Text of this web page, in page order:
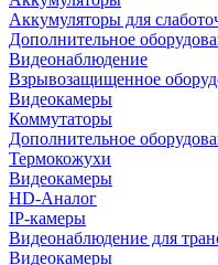
Аккумуляторы для
Дополнительное
Видеонаблюдение
Взрывозащищенное
Видеокамеры
Коммутаторы
Дополнительное
Термокожухи
Видеокамеры
HD-Аналог
IP-камеры
Видеонаблюдение для
Видеокамеры